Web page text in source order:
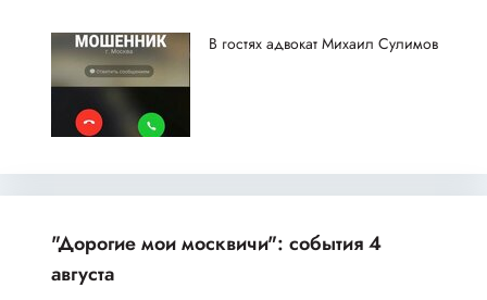
В гостях адвокат Михаил Сулимов
"Дорогие мои москвичи": события 4
августа